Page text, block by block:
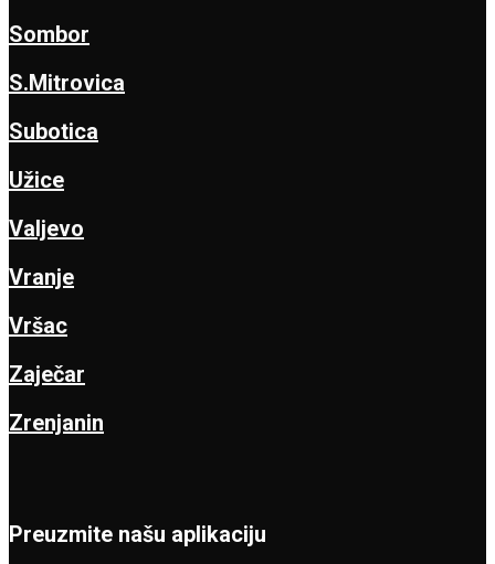
Sombor
S.Mitrovica
Subotica
Užice
Valjevo
Vranje
Vršac
Zaječar
Zrenjanin
Preuzmite našu aplikaciju